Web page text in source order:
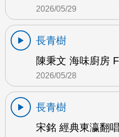
2026/05/29
長青樹
陳秉文 海味廚房
2026/05/28
長青樹
宋銘 經典東瀛翻